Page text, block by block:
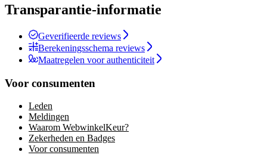
Transparantie-informatie
Geverifieerde reviews
Berekeningsschema reviews
Maatregelen voor authenticiteit
Voor consumenten
Leden
Meldingen
Waarom WebwinkelKeur?
Zekerheden en Badges
Voor consumenten